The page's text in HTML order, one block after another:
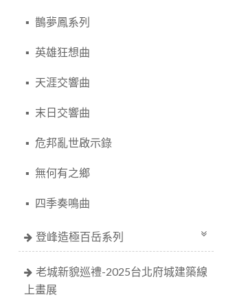
鵲夢鳳系列
英雄狂想曲
天涯交響曲
末日交響曲
危邦亂世啟示錄
無何有之鄉
四季奏鳴曲
登峰造極百岳系列
老城新貌巡禮-2025台北府城建築線
上畫展